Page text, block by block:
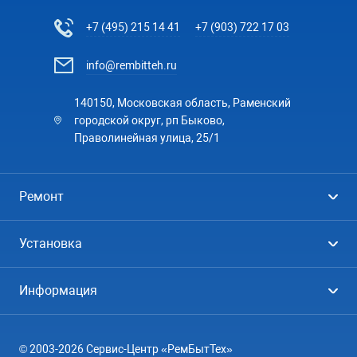
+7 (495) 215 14 41 +7 (903) 722 17 03
info@rembitteh.ru
140150, Московская область, Раменский
городской округ, рп Быково,
Праволинейная улица, 25/1
Ремонт
Посудомоечные машины
Установка
Кондиционеры
Информация
© 2003-2026 Сервис-Центр «РемБытТех»